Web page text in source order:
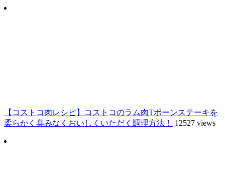
【コストコ肉レシピ】コストコのラム肉Tボーンステーキを
柔らかく臭みなくおいしくいただく調理方法！
12527 views